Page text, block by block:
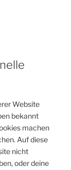
Website
bekannt
machen
Auf diese
nicht
oder deine